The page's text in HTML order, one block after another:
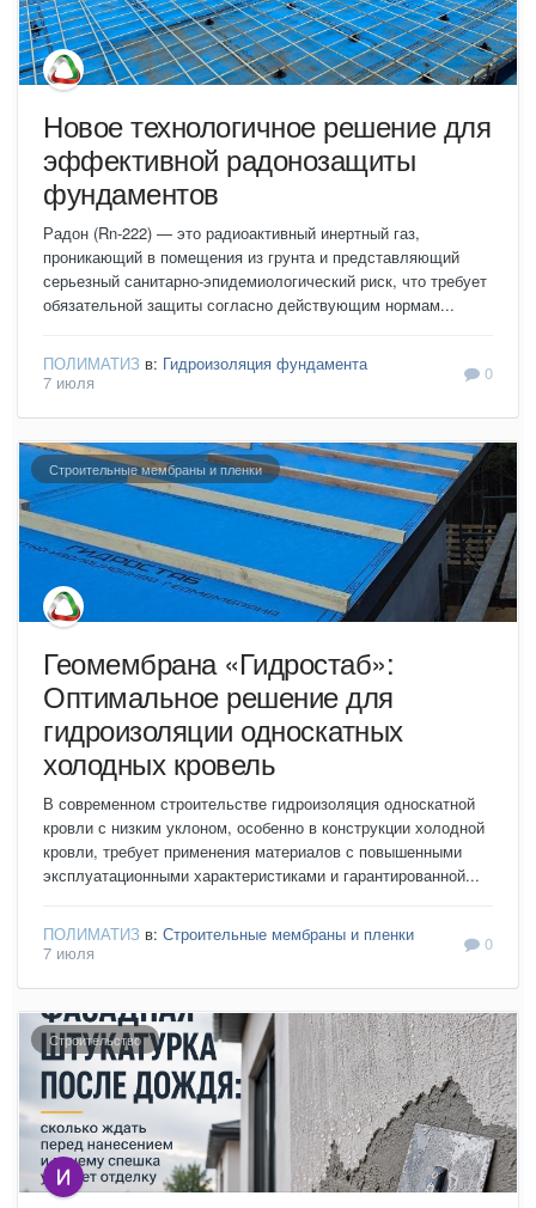
Новое технологичное решение для
эффективной радонозащиты
фундаментов
Радон (Rn-222) — это радиоактивный инертный газ,
проникающий в помещения из грунта и представляющий
серьезный санитарно-эпидемиологический риск, что требует
обязательной защиты согласно действующим нормам...
ПОЛИМАТИЗ в: Гидроизоляция фундамента
7 июля
0
Строительные мембраны и пленки
Геомембрана «Гидростаб»:
Оптимальное решение для
гидроизоляции односкатных
холодных кровель
В современном строительстве гидроизоляция односкатной
кровли с низким уклоном, особенно в конструкции холодной
кровли, требует применения материалов с повышенными
эксплуатационными характеристиками и гарантированной...
ПОЛИМАТИЗ в: Строительные мембраны и пленки
7 июля
0
Строительство